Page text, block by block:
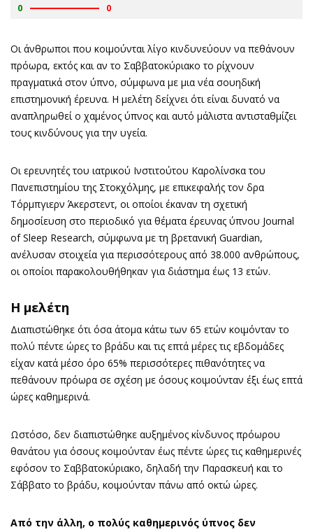
0
0
Οι άνθρωποι που κοιμούνται λίγο κινδυνεύουν να πεθάνουν
πρόωρα, εκτός και αν το Σαββατοκύριακο το ρίχνουν
πραγματικά στον ύπνο, σύμφωνα με μια νέα σουηδική
επιστημονική έρευνα. Η μελέτη δείχνει ότι είναι δυνατό να
αναπληρωθεί ο χαμένος ύπνος και αυτό μάλιστα αντισταθμίζει
τους κινδύνους για την υγεία.
Οι ερευνητές του ιατρικού Ινστιτούτου Καρολίνσκα του
Πανεπιστημίου της Στοκχόλμης, με επικεφαλής τον δρα
Τόρμπγιερν Άκερστεντ, οι οποίοι έκαναν τη σχετική
δημοσίευση στο περιοδικό για θέματα έρευνας ύπνου Journal
of Sleep Research, σύμφωνα με τη βρετανική Guardian,
ανέλυσαν στοιχεία για περισσότερους από 38.000 ανθρώπους,
οι οποίοι παρακολουθήθηκαν για διάστημα έως 13 ετών.
Η μελέτη
Διαπιστώθηκε ότι όσα άτομα κάτω των 65 ετών κοιμόνταν το
πολύ πέντε ώρες το βράδυ και τις επτά μέρες τις εβδομάδες
είχαν κατά μέσο όρο 65% περισσότερες πιθανότητες να
πεθάνουν πρόωρα σε σχέση με όσους κοιμούνταν έξι έως επτά
ώρες καθημερινά.
Ωστόσο, δεν διαπιστώθηκε αυξημένος κίνδυνος πρόωρου
θανάτου για όσους κοιμούνταν έως πέντε ώρες τις καθημερινές
εφόσον το Σαββατοκύριακο, δηλαδή την Παρασκευή και το
Σάββατο το βράδυ, κοιμούνταν πάνω από οκτώ ώρες.
Από την άλλη, ο πολύς καθημερινός ύπνος δεν